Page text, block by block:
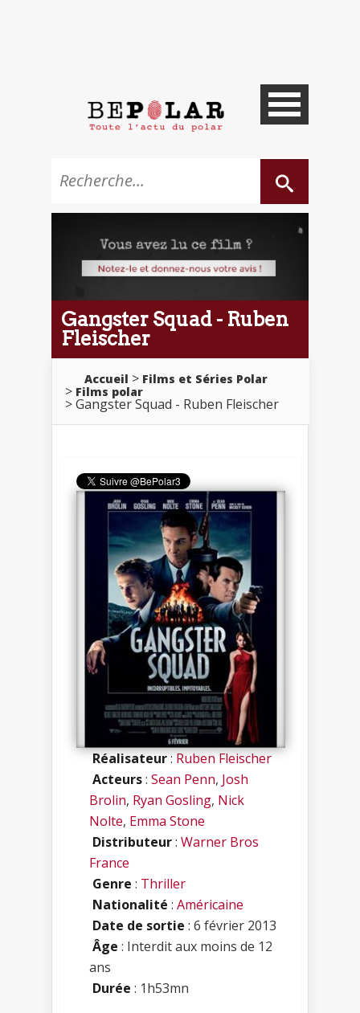
Gangster Squad - Ruben
Fleischer
Accueil
Films et Séries Polar
Films polar
Gangster Squad - Ruben Fleischer
Réalisateur:Ruben Fleischer
Acteurs: Sean Penn, Josh
Brolin, Ryan Gosling, Nick
Nolte, Emma Stone
Distributeur: Warner Bros
France
Genre : Thriller
Nationalité : Américaine
Date de sortie : 6 février 2013
Âge : Interdit aux moins de 12
ans
Durée : 1h53mn